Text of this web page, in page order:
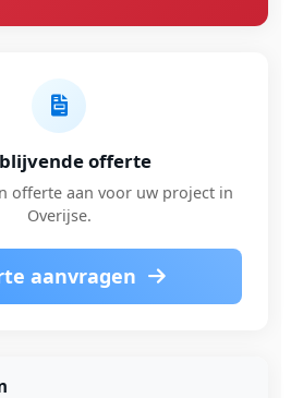
offerte
offerte aan voor uw project in
Overijse.
aanvragen